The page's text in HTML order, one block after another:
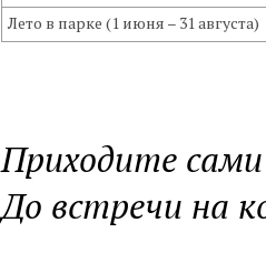
Лето в парке (1 июня – 31 августа)
Приходите
До встречи на